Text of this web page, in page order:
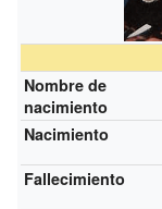
Nombre de
nacimiento
Nacimiento
Fallecimiento